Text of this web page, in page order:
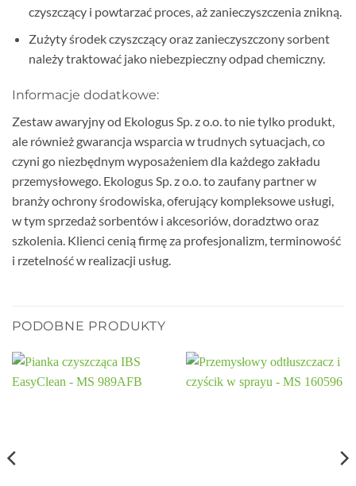
czyszczący i powtarzać proces, aż zanieczyszczenia znikną.
Zużyty środek czyszczący oraz zanieczyszczony sorbent
należy traktować jako niebezpieczny odpad chemiczny.
Informacje dodatkowe:
Zestaw awaryjny od Ekologus Sp. z o.o. to nie tylko produkt,
ale również gwarancja wsparcia w trudnych sytuacjach, co
czyni go niezbędnym wyposażeniem dla każdego zakładu
przemysłowego. Ekologus Sp. z o.o. to zaufany partner w
branży ochrony środowiska, oferujący kompleksowe usługi,
w tym sprzedaż sorbentów i akcesoriów, doradztwo oraz
szkolenia. Klienci cenią firmę za profesjonalizm, terminowość
i rzetelność w realizacji usług.
PODOBNE PRODUKTY